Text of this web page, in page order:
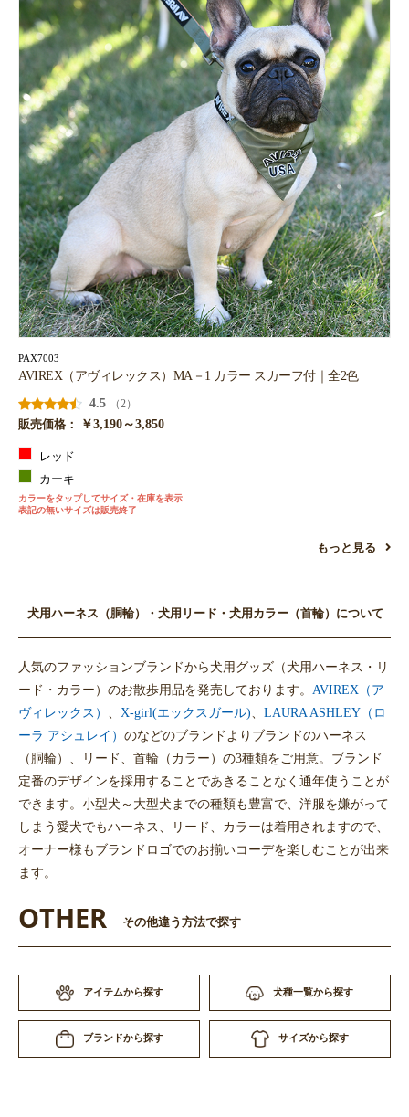
PAX7003
AVIREX（アヴィレックス）MA－1 カラー スカーフ付｜全2色
4.5
（2）
販売価格：
￥3,190～3,850
レッド
カーキ
カラーをタップしてサイズ・在庫を表示
表記の無いサイズは販売終了
もっと見る
犬用ハーネス（胴輪）・犬用リード・犬用カラー（首輪）について
人気のファッションブランドから犬用グッズ（犬用ハーネス・リ
ード・カラー）のお散歩用品を発売しております。 AVIREX（ア
ヴィレックス） 、 X-girl(エックスガール)、 LAURA ASHLEY（ロ
ーラ アシュレイ） のなどのブランドよりブランドのハーネス
（胴輪）、リード、首輪（カラー）の3種類をご用意。ブランド
定番のデザインを採用することであきることなく通年使うことが
できます。小型犬～大型犬までの種類も豊富で、洋服を嫌がって
しまう愛犬でもハーネス、リード、カラーは着用されますので、
オーナー様もブランドロゴでのお揃いコーデを楽しむことが出来
ます。
OTHER その他違う方法で探す
アイテムから探す 犬種一覧から探す
ブランドから探す サイズから探す